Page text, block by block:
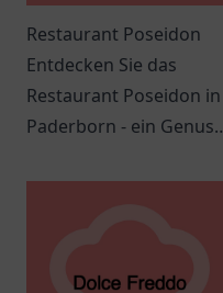
Restaurant Poseidon
Entdecken Sie das
Restaurant Poseidon in
Paderborn - ein Genuss
mediterrane Küche in